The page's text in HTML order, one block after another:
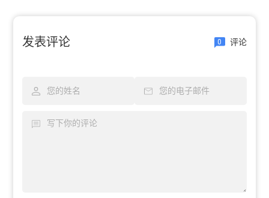
发表评论 0 评论